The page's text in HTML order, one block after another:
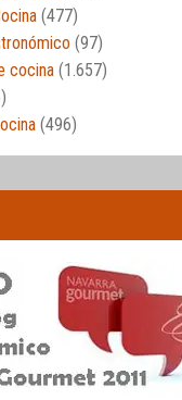
(477)
(97)
cocina (1.657)
(496)